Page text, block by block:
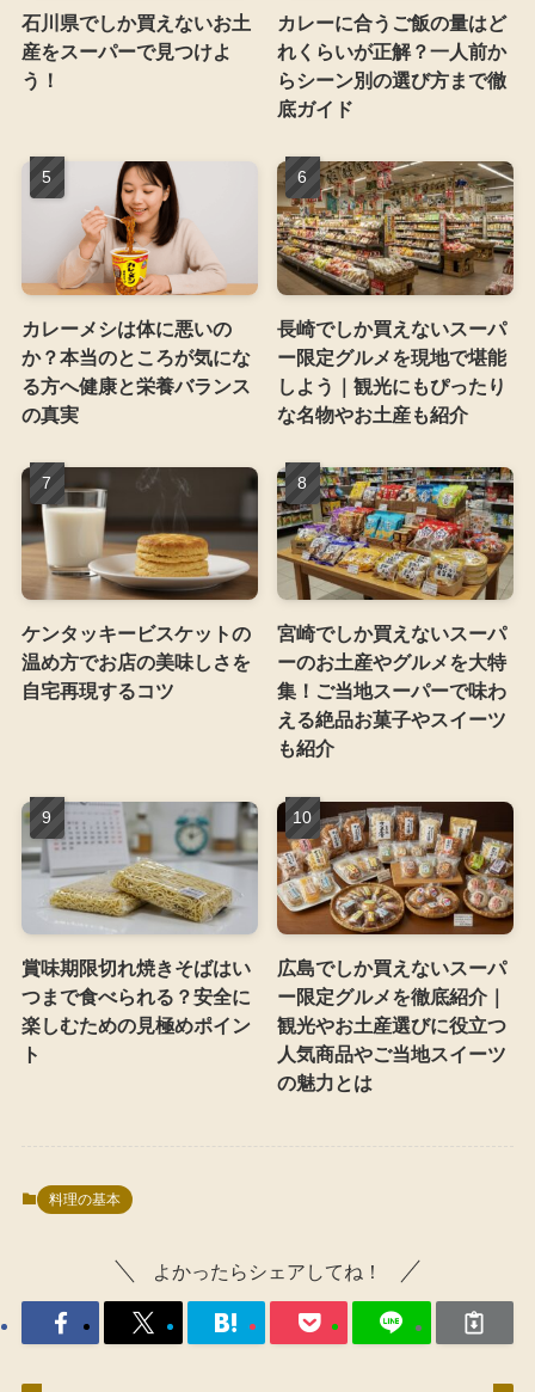
石川県でしか買えないお土
産をスーパーで見つけよ
う！
カレーに合うご飯の量はど
れくらいが正解？一人前か
らシーン別の選び方まで徹
底ガイド
カレーメシは体に悪いの
か？本当のところが気にな
る方へ健康と栄養バランス
の真実
長崎でしか買えないスーパ
ー限定グルメを現地で堪能
しよう｜観光にもぴったり
な名物やお土産も紹介
ケンタッキービスケットの
温め方でお店の美味しさを
自宅再現するコツ
宮崎でしか買えないスーパ
ーのお土産やグルメを大特
集！ご当地スーパーで味わ
える絶品お菓子やスイーツ
も紹介
賞味期限切れ焼きそばはい
つまで食べられる？安全に
楽しむための見極めポイン
ト
広島でしか買えないスーパ
ー限定グルメを徹底紹介｜
観光やお土産選びに役立つ
人気商品やご当地スイーツ
の魅力とは
料理の基本
よかったらシェアしてね！